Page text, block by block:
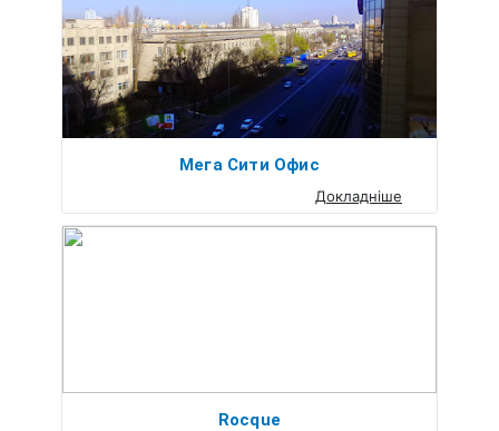
Мега Сити Офис
Докладніше
Rocque